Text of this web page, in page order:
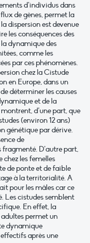
d’individus dans
de gènes, permet la
dispersion est devenue
les conséquences des
dynamique des
comme les
par ces phénomènes.
chez la Cistude
en Europe, dans un
déterminer les causes
et de la
d’une part, que
(environ 12 ans)
génétique par dérive.
de
D’autre part,
les femelles
de ponte et de faible
à la territorialité. A
pour les mâles car ce
Les cistudes semblent
En effet, la
permet un
dynamique
après une